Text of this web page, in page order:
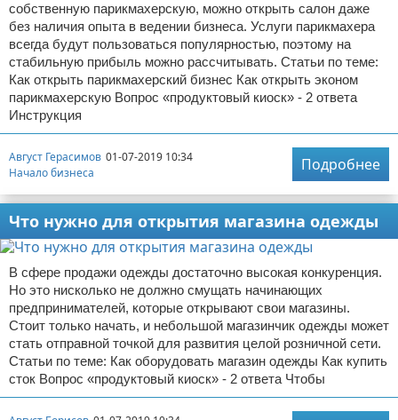
собственную парикмахерскую, можно открыть салон даже
без наличия опыта в ведении бизнеса. Услуги парикмахера
всегда будут пользоваться популярностью, поэтому на
стабильную прибыль можно рассчитывать. Статьи по теме:
Как открыть парикмахерский бизнес Как открыть эконом
парикмахерскую Вопрос «продуктовый киоск» - 2 ответа
Инструкция
Август Герасимов 01-07-2019 10:34
Начало бизнеса
Подробнее
Что нужно для открытия магазина одежды
В сфере продажи одежды достаточно высокая конкуренция.
Но это нисколько не должно смущать начинающих
предпринимателей, которые открывают свои магазины.
Стоит только начать, и небольшой магазинчик одежды может
стать отправной точкой для развития целой розничной сети.
Статьи по теме: Как оборудовать магазин одежды Как купить
сток Вопрос «продуктовый киоск» - 2 ответа Чтобы